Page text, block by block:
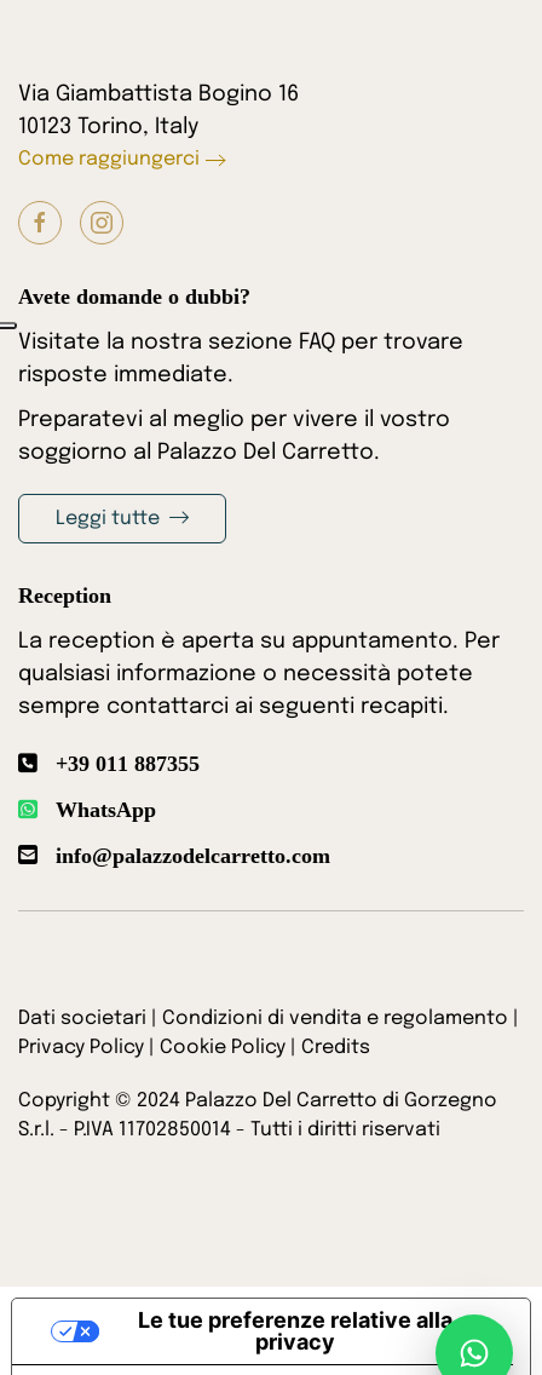
Via Giambattista Bogino 16
10123 Torino, Italy
Come raggiungerci
Avete domande o dubbi?
Visitate la nostra sezione FAQ per trovare
risposte immediate.
Preparatevi al meglio per vivere il vostro
soggiorno al Palazzo Del Carretto.
Leggi tutte
Reception
La reception è aperta su appuntamento. Per
qualsiasi informazione o necessità potete
sempre contattarci ai seguenti recapiti.
+39 011 887355
WhatsApp
info@palazzodelcarretto.com
Dati societari Condizioni di vendita e regolamento
Privacy Policy
Cookie Policy Credits
Copyright © 2024 Palazzo Del Carretto di Gorzegno
S.r.l. - P.IVA 11702850014 - Tutti i diritti riservati
Le tue preferenze relative alla
privacy